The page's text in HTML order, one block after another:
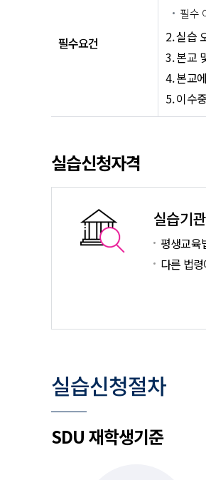
필수요건
필수
실습
본교
본교
이수
실습신청자격
실습기
평생교육
다른 법
실습신청절차
SDU 재학생기준